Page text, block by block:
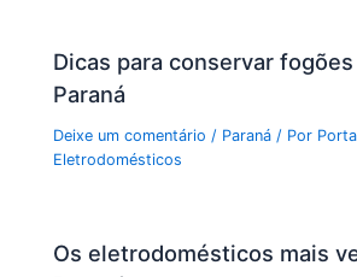
Dicas para conservar
Paraná
Deixe um comentário / Paraná / Por
Eletrodomésticos
Os eletrodomésticos mais